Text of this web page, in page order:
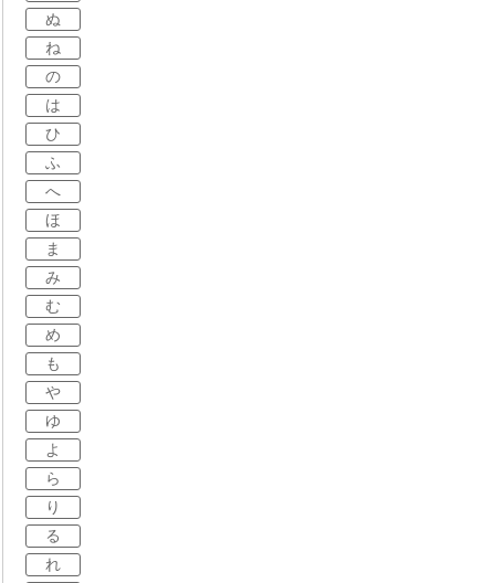
ぬ
ね
の
は
ひ
ふ
へ
ほ
ま
み
む
め
も
や
ゆ
よ
ら
り
る
れ